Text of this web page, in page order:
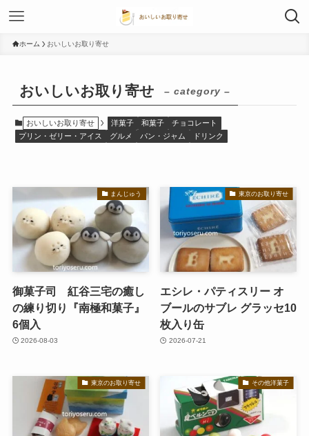
ホーム おいしいお取り寄せ
おいしいお取り寄せ – category –
おいしいお取り寄せ 洋菓子 和菓子
チョコレート
プリン・ゼリー・アイス
グルメ パン・ジャム ドリンク
まんじゅう
御菓子司 紅谷三宅の癒し
の練り切り『南極和菓子』
6個入
2026-08-03
東京のお取り寄せ
エシレ・パティスリー オ
ブールのサブレ グラッセ10
枚入り缶
2026-07-21
東京のお取り寄せ その他洋菓子